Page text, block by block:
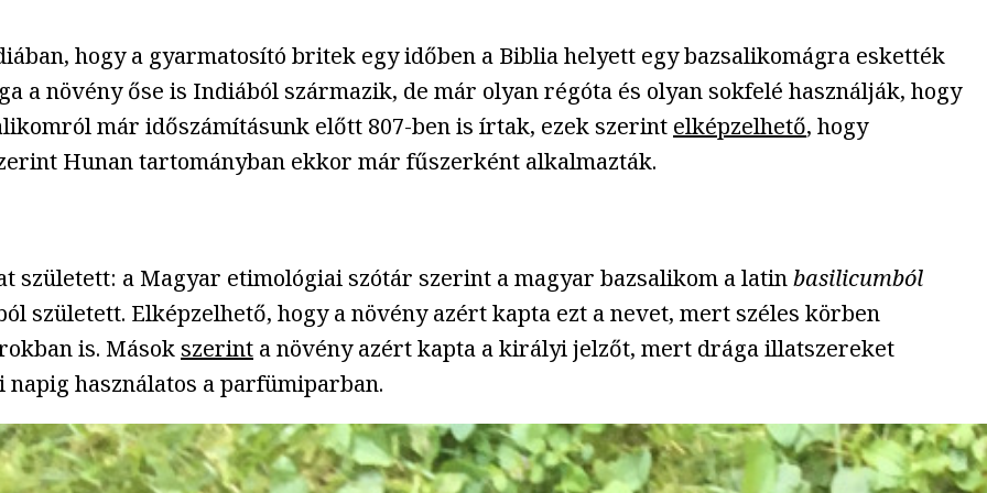
hogy a gyarmatosító britek egy időben a Biblia helyett egy bazsalikomágra eskették
a növény őse is Indiából származik, de már olyan régóta és olyan sokfelé használják, hogy
már időszámításunk előtt 807-ben is írtak, ezek szerint elképzelhető, hogy
Hunan tartományban ekkor már fűszerként alkalmazták.
született: a Magyar etimológiai szótár szerint a magyar bazsalikom a latinbasilicumból
született. Elképzelhető, hogy a növény azért kapta ezt a nevet, mert széles körben
is. Másokszerint a növény azért kapta a királyi jelzőt, mert drága illatszereket
használatos a parfümiparban.